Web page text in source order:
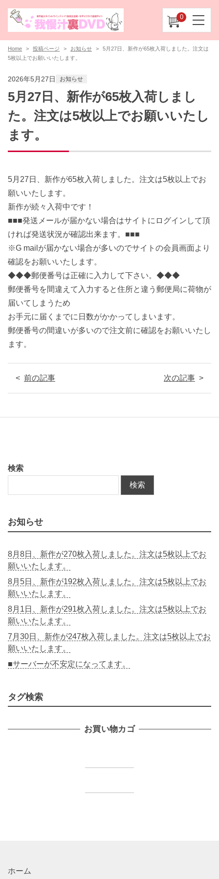
0
Home 投稿ページ お知らせ
5月27日、新作が65枚入荷しました。注文は
5枚以上でお願いいたします。
2026年5月27日 お知らせ
5月27日、新作が65枚入荷しまし
た。注文は5枚以上でお願いいたし
ます。
5月27日、新作が65枚入荷しました。注文は5枚以上でお
願いいたします。
新作が続々入荷中です！
■■■発送メールが届かない場合はサイトにログインして頂
ければ発送状況が確認出来ます。■■■
※G mailが届かない場合が多いのでサイトの会員画面より
確認をお願いいたします。
◆◆◆郵便番号は正確に入力して下さい。◆◆◆
郵便番号を間違えて入力すると住所と違う郵便局に荷物が
届いてしまうため
お手元に届くまでに日数がかかってしまいます。
郵便番号の間違いが多いので注文前に確認をお願いいたし
ます。
前の記事 次の記事
検索
検索
お知らせ
8月8日、新作が270枚入荷しました。注文は5枚以上でお
願いいたします。
8月5日、新作が192枚入荷しました。注文は5枚以上でお
願いいたします。
8月1日、新作が291枚入荷しました。注文は5枚以上でお
願いいたします。
7月30日、新作が247枚入荷しました。注文は5枚以上でお
願いいたします。
■サーバーが不安定になってます。
タグ検索
お買い物カゴ
ホーム